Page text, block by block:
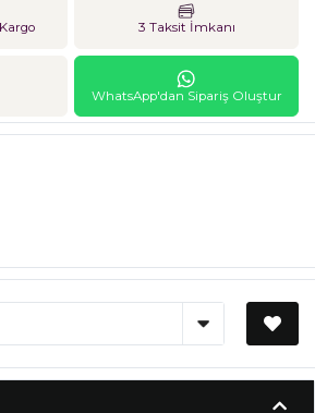
3 Taksit İmkanı
WhatsApp'dan Sipariş Oluştur